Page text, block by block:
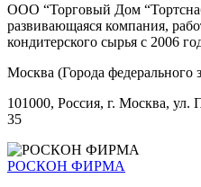
ООО “Торговый Дом
развивающаяся компания,
кондитерского сырья с 2006
Москва (Города федерального
101000, Россия, г. Москва, ул.
35
РОСКОН ФИРМА